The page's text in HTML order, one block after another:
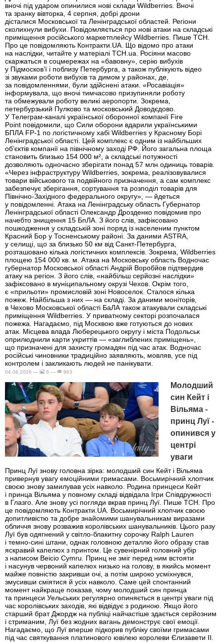
вночі під ударом опинилися нові склади Wildberries. Вночі
та зранку вівторка, 4 серпня, добрі дрони
дісталися Московської та Ленінградської областей. Регіони
сколихнули вибухи. Повідомляється про нові атаки на складські
приміщення російського маркетплейсу Wildberries. Пише ТСН.
Про це повідомляють Контракти.UA. Що відомо про атаки
на наслідки, читайте у матеріалі ТСН.ua. Росіяни масово
скаржаться в соцмережах на «бавовну», серію вибухів
у Підмосков’ї і поблизу Петербурга, а також публікують відео
зі звуками роботи вибухів та димом у районах, де,
за повідомленнями, були здійснені атаки. «Росавіація»
інформувала, що вночі тимчасово призупиняли роботу
та обмежували роботу великі аеропорти. Зокрема,
петербурзький Пулково та московський Доводєдово.
У Телеграм-каналі української оборонної компанії Fire
Point повідомили, що Сили оборони вдарили українськими
БПЛА FP-1 по логістичному хабі Wildberries у Красному Борі
Ленінградської області. Цей комплекс є одним із найбільших
об’єктів компанії на північному заході РФ. Його загальна площа
становить близько 154 000 м², а складські потужності
дозволяють одночасно зберігати понад 57 млн одиниць товарів.
«Через інфраструктуру Wildberries, зокрема, реалізовувалися
товари військового та подвійного призначення, а сам комплекс
забезпечує зберігання, сортування та розподіл товарів для
Північно-Західного федерального округу», — йдеться
у повідомленні. Атака на Ленінградську область Губернатор
Ленінградської області Олександр Дрозденко повідомив про
начебто знищення 15 БпЛА. З його слів, зафіксовано
пошкодження у складській зоні поряд із населеним пунктом
Красний Бор у Тосненському районі. За даними ASTRA,
у селищі, що за близько 50 км від Санкт-Петербурга,
розташовано кілька логістичних комплексів. Зокрема, Wildberries
площею 154 000 кв. м. Атака на Московську область Водночас
губернатор Московської області Андрій Воробйов підтвердив
атаку на регіон. З його слів, «найбільш серйозні наслідки»
зафіксовано в муніципальному окрузі Чехов. Окрім того,
є «прильоти» промисловій зоні Новоселок. Сталося кілька
пожеж. Найбільша з них — на складі. За даними моніторів,
в Чехово Московської області БаЛА також атакували складські
приміщення Wildberries. У приватному секторі розпочалася
пожежа. Нагадаємо, під Москвою вже готуються до нових
атак. Місцева влада Люберецького округу і міста Подольськ
оприлюднили карти укриттів — «заглиблених приміщень»,
що призначені для захисту громадян під час атак. Водночас
російські чиновники традиційно заявляють, мовляв, усе під
контролем і закликають людей не панікувати.
04.08.2026 — 6 — 963
Молодший
син Кейт і
Вільяма -
принц Луї -
опинився у
центрі
уваги
Принц Луї знову головна зірка: молодший син Кейт і Вільяма
привернув увагу емоційними гримасами. Восьмирічний хлопчик
своєю знову замилував усіх навколо. Родина принцеси Кейт
і принца Вільяма у повному складі відвідала Ігри Співдружності
в Глазго. Але знову усі погляди вкрав принц Луї. Пише ТСН. Про
це повідомляють Контракти.UA. Восьмирічний хлопчик своєю
допитливістю та добре знайомими шанувальникам виразами
обличчя знову розважив королівських шанувальників. Цього разу
Луї був одягнений у світло-блакитну сорочку Ralph Lauren
і темно-сині штани, однак головною деталлю його образу став
яскравий капелюх з принтом. Це сувенірний головний убір
з написом Beicio Cymru. Принц не зміг перед ним встояти
і насунув червоний капелюх низько на голову, в якийсь момент
майже повністю закривши очі, а потім широко усміхнувся,
змусивши сміятися й усіх навколо. Саме цей спонтанний
момент найкраще показав, чому молодший син принца
та принцеси Уельських регулярно опиняється в центрі уваги під
час королівських заходів, які відвідує з родиною. Якщо його
старший брат Джордж на публіці найчастіше здається серйозним
і стриманим, Луї без жодних вагань демонструє свої емоції.
Нагадаємо, що Луї вперше підкорив публіку своїми гримасами
під час святкування платинового ювілею королеви Єлизавети II.